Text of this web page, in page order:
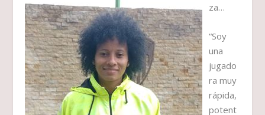
za…
“Soy
una
jugado
ra muy
rápida,
potent